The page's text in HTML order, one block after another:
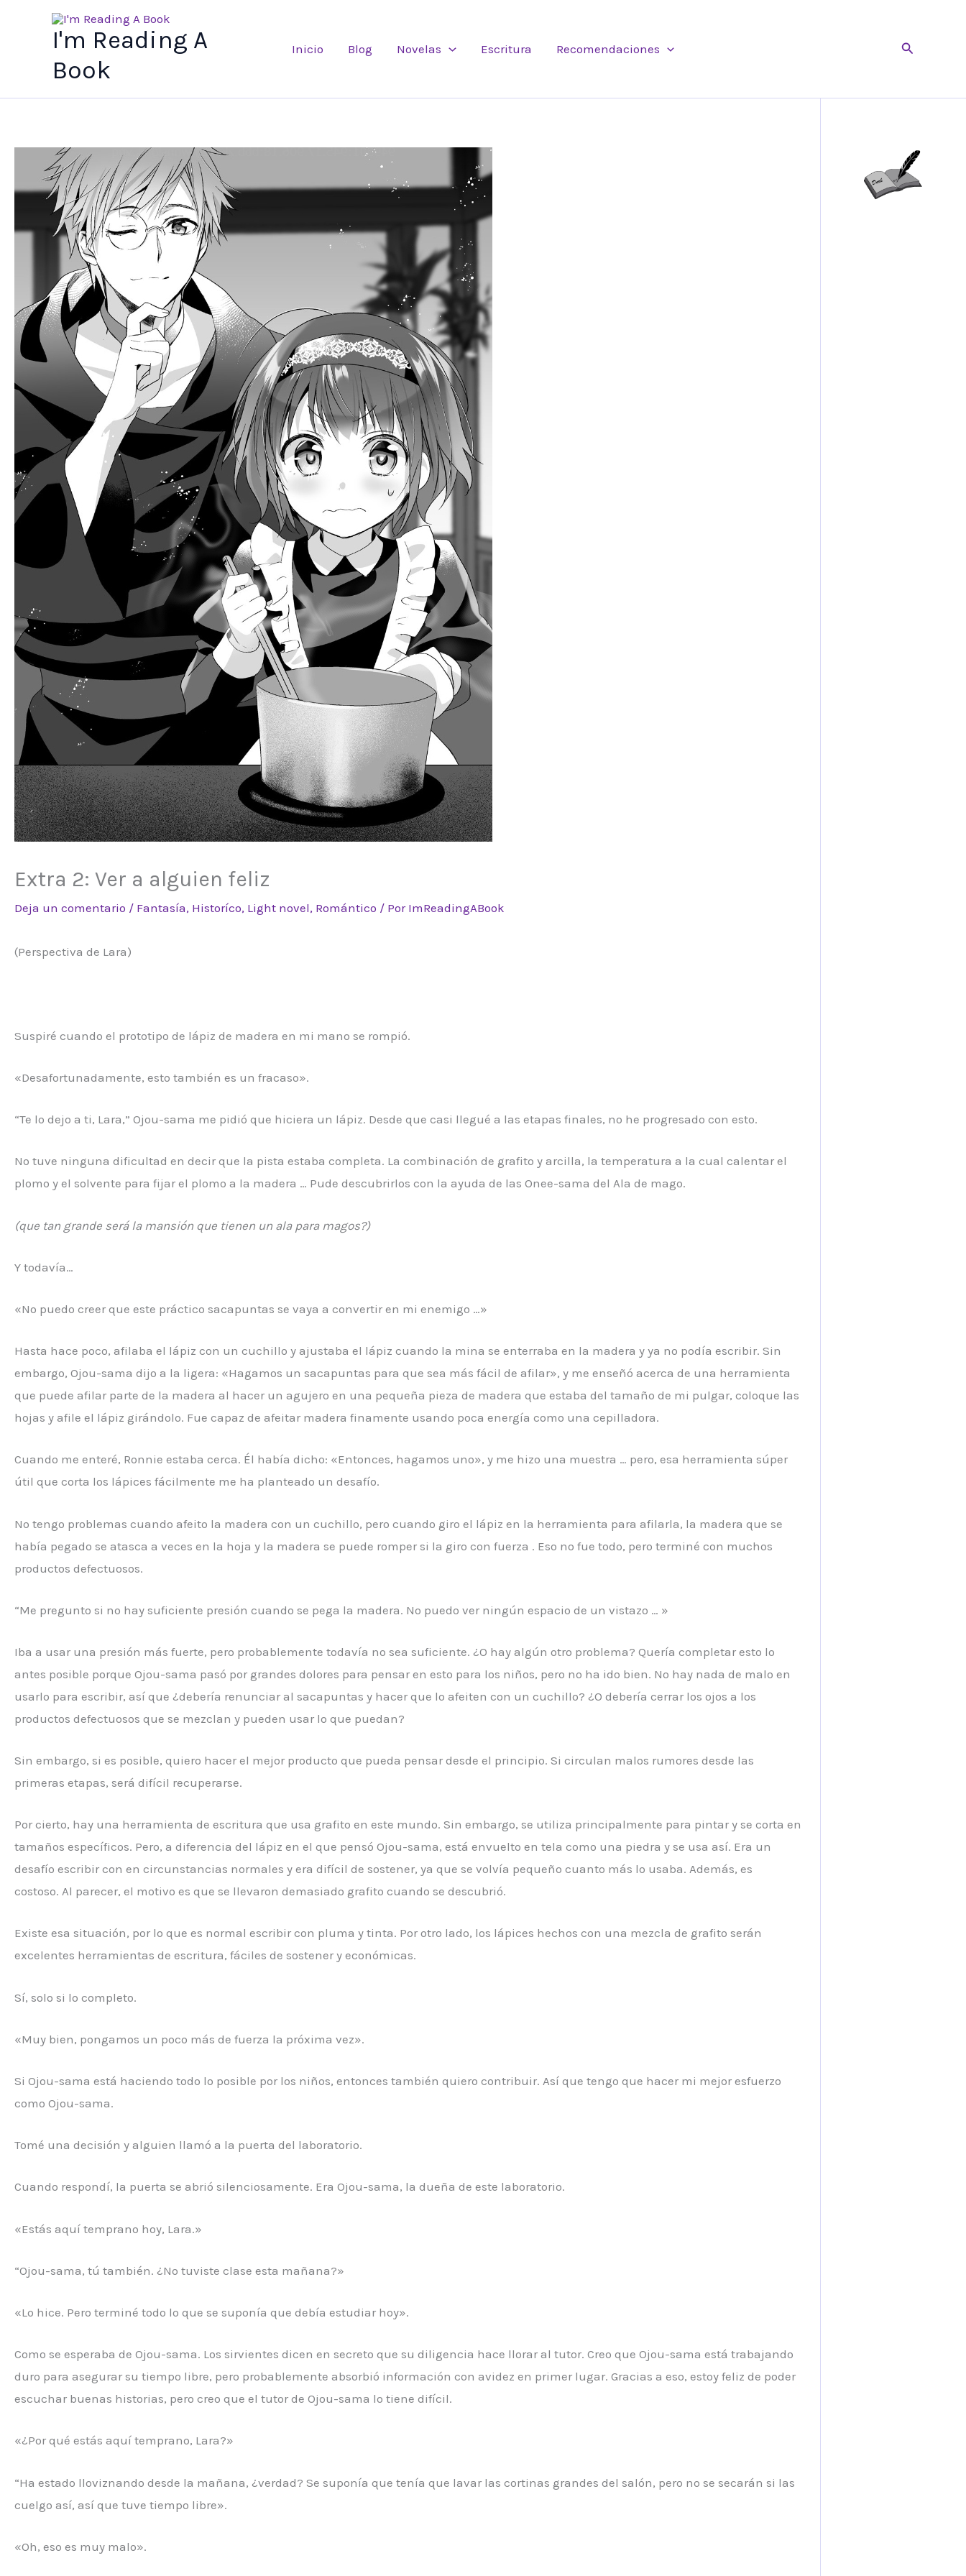
I'm Reading A
Book
Inicio Blog Novelas Escritura Recomendaciones Buscar
Extra 2: Ver a alguien feliz
Deja un comentario / Fantasía, Historíco, Light novel, Romántico / Por ImReadingABook
(Perspectiva de Lara)
Suspiré cuando el prototipo de lápiz de madera en mi mano se rompió.
«Desafortunadamente, esto también es un fracaso».
“Te lo dejo a ti, Lara,” Ojou-sama me pidió que hiciera un lápiz. Desde que casi llegué a las etapas finales, no he progresado con esto.
No tuve ninguna dificultad en decir que la pista estaba completa. La combinación de grafito y arcilla, la temperatura a la cual calentar el
plomo y el solvente para fijar el plomo a la madera … Pude descubrirlos con la ayuda de las Onee-sama del Ala de mago.
(que tan grande será la mansión que tienen un ala para magos?)
Y todavía…
«No puedo creer que este práctico sacapuntas se vaya a convertir en mi enemigo …»
Hasta hace poco, afilaba el lápiz con un cuchillo y ajustaba el lápiz cuando la mina se enterraba en la madera y ya no podía escribir. Sin
embargo, Ojou-sama dijo a la ligera: «Hagamos un sacapuntas para que sea más fácil de afilar», y me enseñó acerca de una herramienta
que puede afilar parte de la madera al hacer un agujero en una pequeña pieza de madera que estaba del tamaño de mi pulgar, coloque las
hojas y afile el lápiz girándolo. Fue capaz de afeitar madera finamente usando poca energía como una cepilladora.
Cuando me enteré, Ronnie estaba cerca. Él había dicho: «Entonces, hagamos uno», y me hizo una muestra … pero, esa herramienta súper
útil que corta los lápices fácilmente me ha planteado un desafío.
No tengo problemas cuando afeito la madera con un cuchillo, pero cuando giro el lápiz en la herramienta para afilarla, la madera que se
había pegado se atasca a veces en la hoja y la madera se puede romper si la giro con fuerza . Eso no fue todo, pero terminé con muchos
productos defectuosos.
“Me pregunto si no hay suficiente presión cuando se pega la madera. No puedo ver ningún espacio de un vistazo … »
Iba a usar una presión más fuerte, pero probablemente todavía no sea suficiente. ¿O hay algún otro problema? Quería completar esto lo
antes posible porque Ojou-sama pasó por grandes dolores para pensar en esto para los niños, pero no ha ido bien. No hay nada de malo en
usarlo para escribir, así que ¿debería renunciar al sacapuntas y hacer que lo afeiten con un cuchillo? ¿O debería cerrar los ojos a los
productos defectuosos que se mezclan y pueden usar lo que puedan?
Sin embargo, si es posible, quiero hacer el mejor producto que pueda pensar desde el principio. Si circulan malos rumores desde las
primeras etapas, será difícil recuperarse.
Por cierto, hay una herramienta de escritura que usa grafito en este mundo. Sin embargo, se utiliza principalmente para pintar y se corta en
tamaños específicos. Pero, a diferencia del lápiz en el que pensó Ojou-sama, está envuelto en tela como una piedra y se usa así. Era un
desafío escribir con en circunstancias normales y era difícil de sostener, ya que se volvía pequeño cuanto más lo usaba. Además, es
costoso. Al parecer, el motivo es que se llevaron demasiado grafito cuando se descubrió.
Existe esa situación, por lo que es normal escribir con pluma y tinta. Por otro lado, los lápices hechos con una mezcla de grafito serán
excelentes herramientas de escritura, fáciles de sostener y económicas.
Sí, solo si lo completo.
«Muy bien, pongamos un poco más de fuerza la próxima vez».
Si Ojou-sama está haciendo todo lo posible por los niños, entonces también quiero contribuir. Así que tengo que hacer mi mejor esfuerzo
como Ojou-sama.
Tomé una decisión y alguien llamó a la puerta del laboratorio.
Cuando respondí, la puerta se abrió silenciosamente. Era Ojou-sama, la dueña de este laboratorio.
«Estás aquí temprano hoy, Lara.»
“Ojou-sama, tú también. ¿No tuviste clase esta mañana?»
«Lo hice. Pero terminé todo lo que se suponía que debía estudiar hoy».
Como se esperaba de Ojou-sama. Los sirvientes dicen en secreto que su diligencia hace llorar al tutor. Creo que Ojou-sama está trabajando
duro para asegurar su tiempo libre, pero probablemente absorbió información con avidez en primer lugar. Gracias a eso, estoy feliz de poder
escuchar buenas historias, pero creo que el tutor de Ojou-sama lo tiene difícil.
«¿Por qué estás aquí temprano, Lara?»
“Ha estado lloviznando desde la mañana, ¿verdad? Se suponía que tenía que lavar las cortinas grandes del salón, pero no se secarán si las
cuelgo así, así que tuve tiempo libre».
«Oh, eso es muy malo».